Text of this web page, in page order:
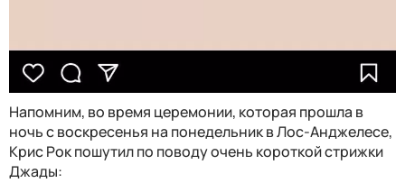
Напомним, во время церемонии, которая прошла в
ночь с воскресенья на понедельник в Лос-Анджелесе,
Крис Рок пошутил по поводу очень короткой стрижки
Джады: